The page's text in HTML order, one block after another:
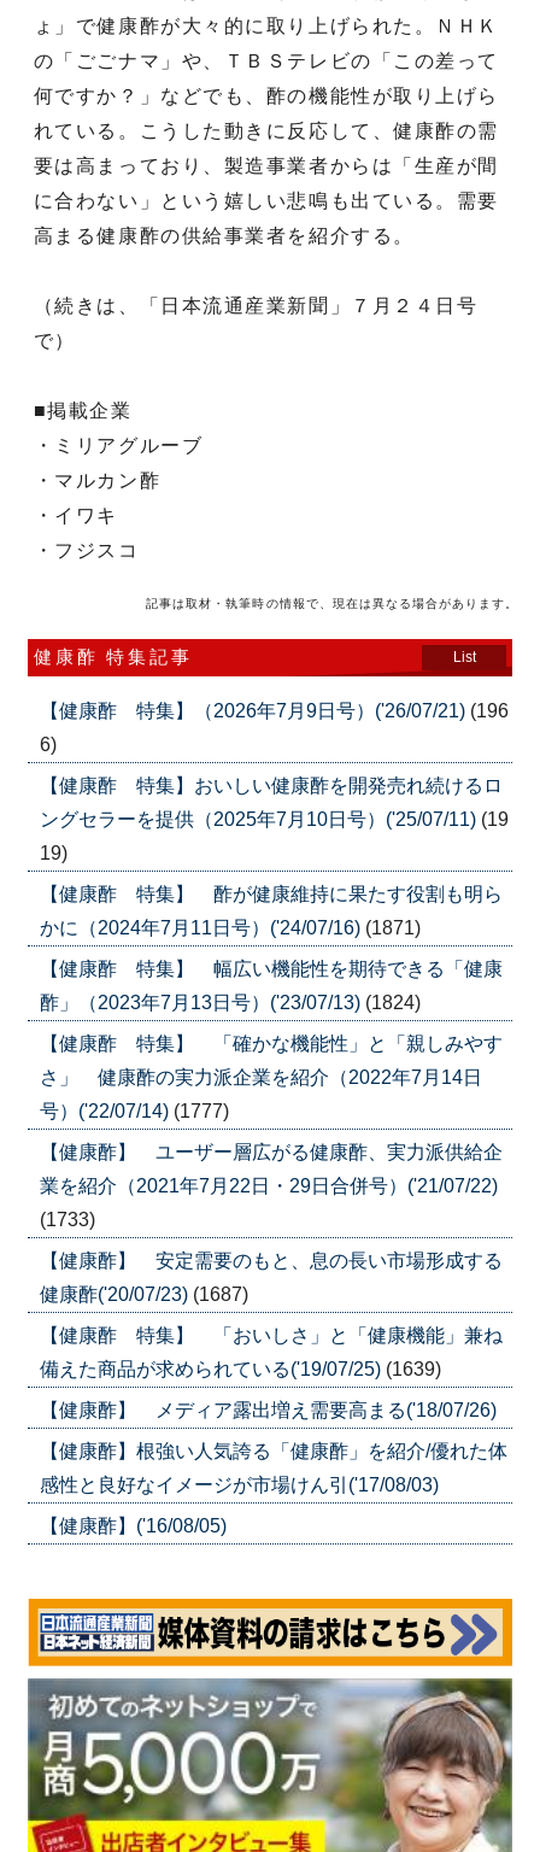
ょ」で健康酢が大々的に取り上げられた。ＮＨＫ
の「ごごナマ」や、ＴＢＳテレビの「この差って
何ですか？」などでも、酢の機能性が取り上げら
れている。こうした動きに反応して、健康酢の需
要は高まっており、製造事業者からは「生産が間
に合わない」という嬉しい悲鳴も出ている。需要
高まる健康酢の供給事業者を紹介する。
（続きは、「日本流通産業新聞」７月２４日号
で）
■掲載企業
・ミリアグルーブ
・マルカン酢
・イワキ
・フジスコ
記事は取材・執筆時の情報で、現在は異なる場合があります。
健康酢 特集記事 List
【健康酢 特集】（2026年7月9日号）('26/07/21) (196
6)
【健康酢 特集】おいしい健康酢を開発売れ続けるロ
ングセラーを提供（2025年7月10日号）('25/07/11) (19
19)
【健康酢 特集】 酢が健康維持に果たす役割も明ら
かに（2024年7月11日号）('24/07/16) (1871)
【健康酢 特集】 幅広い機能性を期待できる「健康
酢」（2023年7月13日号）('23/07/13) (1824)
【健康酢 特集】 「確かな機能性」と「親しみやす
さ」 健康酢の実力派企業を紹介（2022年7月14日
号）('22/07/14) (1777)
【健康酢】 ユーザー層広がる健康酢、実力派供給企
業を紹介（2021年7月22日・29日合併号）('21/07/22)
(1733)
【健康酢】 安定需要のもと、息の長い市場形成する
健康酢('20/07/23) (1687)
【健康酢 特集】 「おいしさ」と「健康機能」兼ね
備えた商品が求められている('19/07/25) (1639)
【健康酢】 メディア露出増え需要高まる('18/07/26)
【健康酢】根強い人気誇る「健康酢」を紹介/優れた体
感性と良好なイメージが市場けん引('17/08/03)
【健康酢】('16/08/05)